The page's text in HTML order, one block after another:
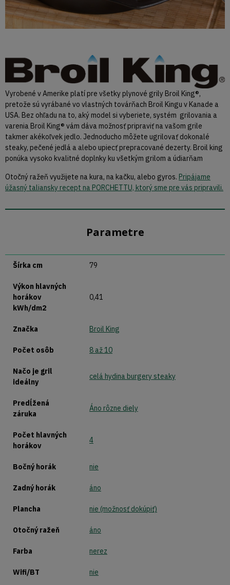
Vyrobené v Amerike platí pre všetky plynové grily Broil King®,
pretože sú vyrábané vo vlastných továrňach Broil Kingu v Kanade a
USA. Bez ohľadu na to, aký model si vyberiete, systém grilovania a
varenia Broil King® vám dáva možnosť pripraviť na vašom grile
takmer akékoľvek jedlo. Jednoducho môžete ugrilovať dokonalé
steaky, pečené jedlá a alebo upiecť prepracované dezerty. Broil king
ponúka vysoko kvalitné doplnky ku všetkým grilom a údiarňam
Otočný ražeň využijete na kura, na kačku, alebo gyros. Pripájame
úžasný taliansky recept na PORCHETTU, ktorý sme pre vás pripravili.
Parametre
Šírka cm 79
Výkon hlavných
horákov
kWh/dm2
0,41
Značka Broil King
Počet osôb 8 až 10
Načo je gril
ideálny
celá hydina burgery steaky
Predĺžená
záruka
Áno rôzne diely
Počet hlavných
horákov
4
Bočný horák nie
Zadný horák áno
Plancha nie (možnosť dokúpiť)
Otočný ražeň áno
Farba nerez
Wifi/BT nie